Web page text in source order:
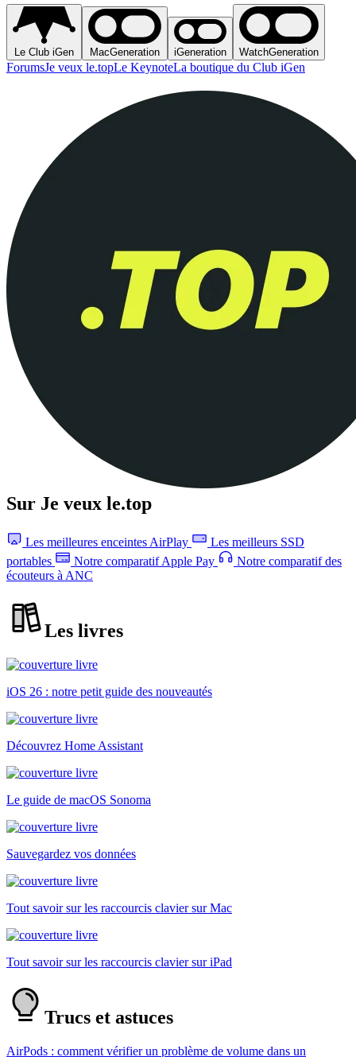
Le Club iGen MacGeneration iGeneration WatchGeneration
ForumsJe veux le.topLe KeynoteLa boutique du Club iGen
Sur Je veux le.top
Les meilleures enceintes AirPlay
Les meilleurs SSD
portables
Notre comparatif Apple Pay
Notre comparatif des
écouteurs à ANC
Les livres
iOS 26 : notre petit guide des nouveautés
Découvrez Home Assistant
Le guide de macOS Sonoma
Sauvegardez vos données
Tout savoir sur les raccourcis clavier sur Mac
Tout savoir sur les raccourcis clavier sur iPad
Trucs et astuces
AirPods : comment vérifier un problème de volume dans un